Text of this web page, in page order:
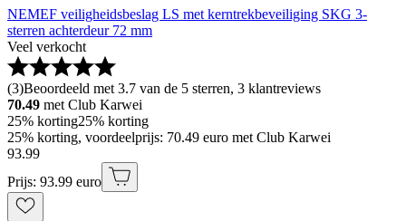
NEMEF veiligheidsbeslag LS met kerntrekbeveiliging SKG 3-
sterren achterdeur 72 mm
Veel verkocht
(3)Beoordeeld met 3.7 van de 5 sterren, 3 klantreviews
70.49 met Club Karwei
25% korting25% korting
25% korting, voordeelprijs: 70.49 euro met Club Karwei
93.99
Prijs: 93.99 euro